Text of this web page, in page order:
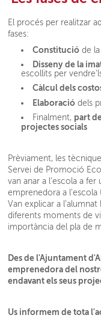
El procés per realitzar
fases:
Constitució de
Disseny de la
escollits per
Càlcul dels
Elaboració dels
Finalment, part
projectes socials
Prèviament, les
Servei de Promoció
van anar a l’escola a
emprenedora a l'escola
Van explicar a
diferents moments de
importància del pla de
Des de l'Ajuntament
emprenedora del
endavant els seus
Us informem de tota